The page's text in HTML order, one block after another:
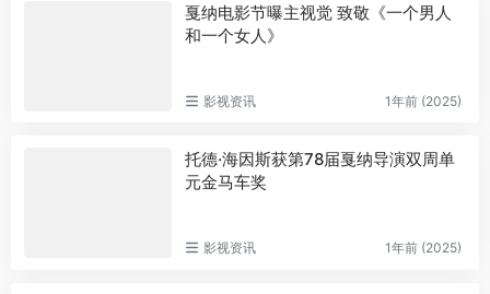
戛纳电影节曝主视觉 致敬《一个男人
和一个女人》
影视资讯 1年前 (2025)
托德·海因斯获第78届戛纳导演双周单
元金马车奖
影视资讯 1年前 (2025)